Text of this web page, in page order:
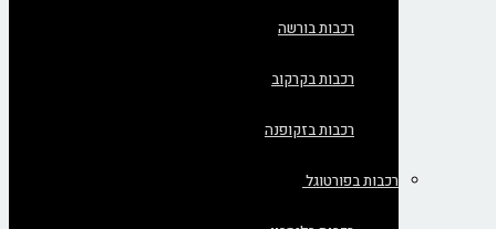
רכבות בורשה
רכבות בקרקוב
רכבות בזקופנה
רכבות בפורטוגל